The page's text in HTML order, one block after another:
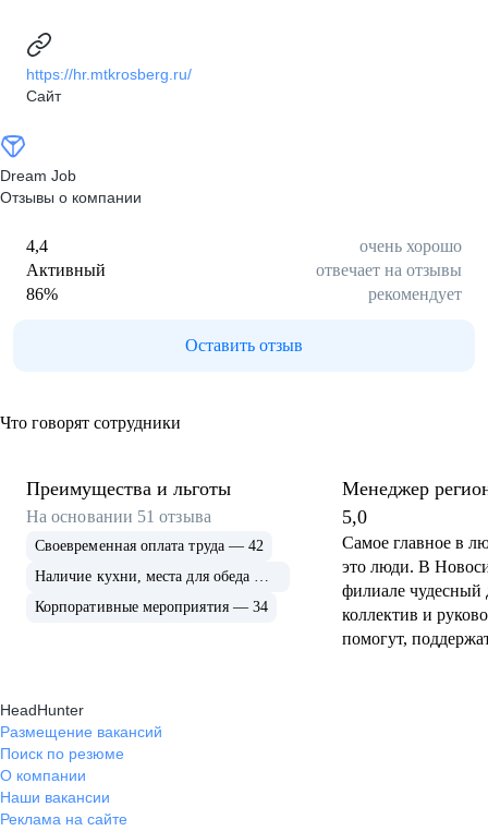
https://hr.mtkrosberg.ru/
Сайт
Dream Job
Отзывы о компании
4,4
очень хорошо
Активный
отвечает на отзывы
86% рекомендует
Оставить отзыв
Что говорят сотрудники
Преимущества и льготы
На основании 51 отзыва
Своевременная оплата труда — 42
Наличие кухни, места для обеда — 37
Корпоративные мероприятия — 34
Менеджер
продаж B2B
5,0
Самое главное в
это люди. В
филиале
коллектив и
помогут, поддержат.
HeadHunter
Размещение вакансий
Поиск по резюме
О компании
Наши вакансии
Реклама на сайте